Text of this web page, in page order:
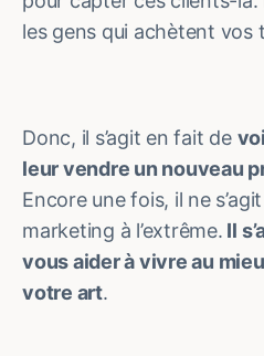
les gens qui achètent vos
Donc, il s’agit en fait de
leur vendre un nouveau
Encore une fois, il ne
marketing à l’extrême. Il
vous aider à vivre au
votre art.